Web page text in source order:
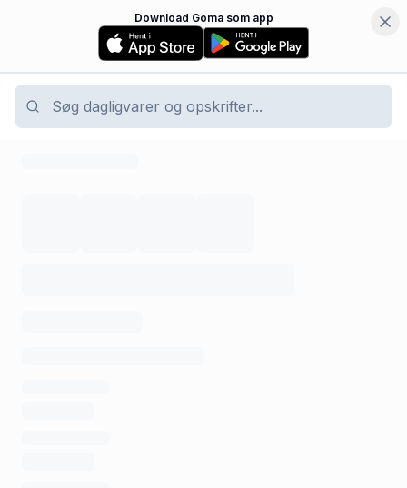
Download Goma som app